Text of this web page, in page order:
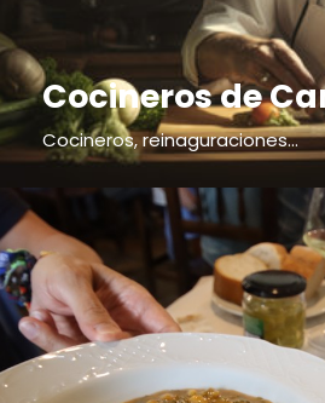
Cocineros de
Cocineros, reinaguraciones...